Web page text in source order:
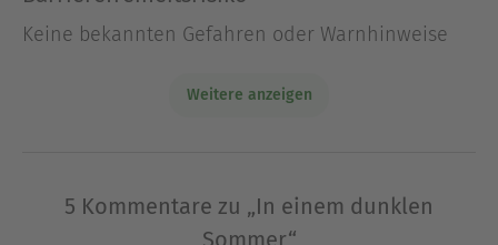
Über Antonio Manzini
Antonio Manzini, geboren 1964 in Rom, ist
im Aosta-Tal angesiedelten Kriminalromane um
Ausblenden
Keine bekannten Gefahren oder Warnhinweise
Weitere anzeigen
5 Kommentare zu „In einem dunklen
Sommer“